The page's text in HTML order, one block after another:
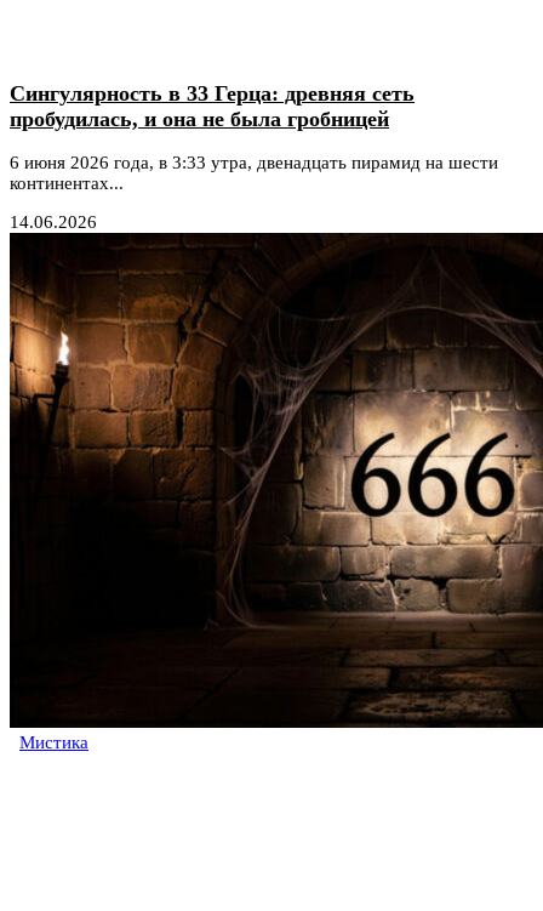
Сингулярность в 33 Герца: древняя сеть
пробудилась, и она не была гробницей
6 июня 2026 года, в 3:33 утра, двенадцать пирамид на шести
континентах...
14.06.2026
Мистика